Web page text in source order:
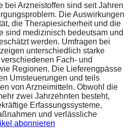
bei Arzneistoffen sind seit Jahren
Die Auswirkungen
die Therapiesicherheit und die
sind medizinisch bedeutsam und
werden. Umfragen bei
unterschiedlich starke
Fach- und
Regionen. Die Lieferengpässe
Umsteuerungen und teils
von Arzneimitteln. Obwohl die
zwei Jahrzehnten besteht,
Erfassungssysteme,
und verlässliche
abonnieren